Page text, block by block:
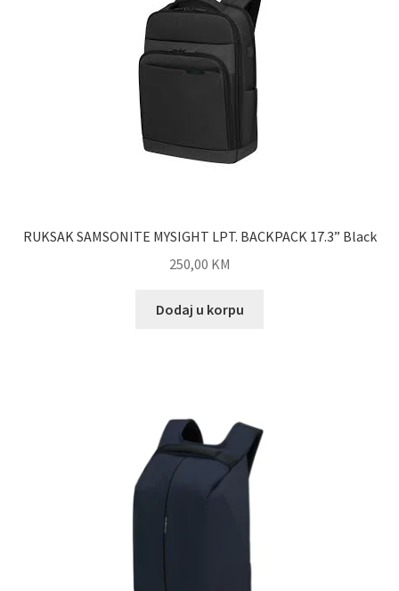
RUKSAK SAMSONITE MYSIGHT LPT. BACKPACK 17.3” Black
250,00 KM
Dodaj u korpu